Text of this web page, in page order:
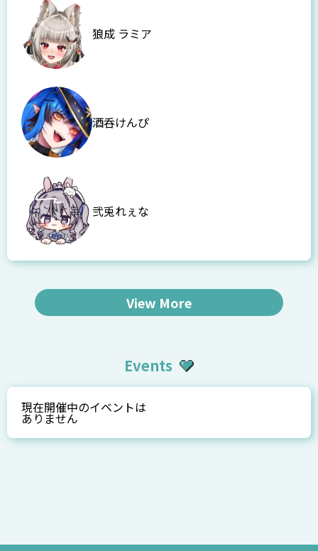
狼成 ラミア
酒呑けんぴ
弐兎れぇな
View More
Events
現在開催中のイベントは
ありません